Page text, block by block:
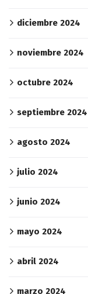
diciembre 2024
noviembre 2024
octubre 2024
septiembre 2024
agosto 2024
julio 2024
junio 2024
mayo 2024
abril 2024
marzo 2024